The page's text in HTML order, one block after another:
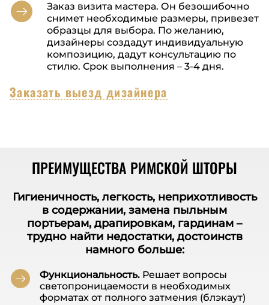
Заказ визита мастера. Он безошибочно
снимет необходимые размеры, привезет
образцы для выбора. По желанию,
дизайнеры создадут индивидуальную
композицию, дадут консультацию по
стилю. Срок выполнения – 3-4 дня.
Заказать выезд дизайнера
ПРЕИМУЩЕСТВА РИМСКОЙ ШТОРЫ
Гигиеничность, легкость, неприхотливость
в содержании, замена пыльным
портьерам, драпировкам, гардинам –
трудно найти недостатки, достоинств
намного больше:
Функциональность. Решает вопросы
светопроницаемости в необходимых
форматах от полного затмения (блэкаут)